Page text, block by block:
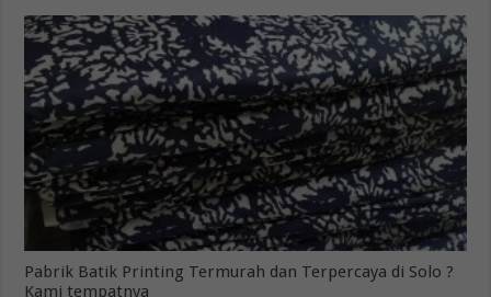
Pabrik Batik Printing Termurah dan Terpercaya di Solo ?
Kami tempatnya